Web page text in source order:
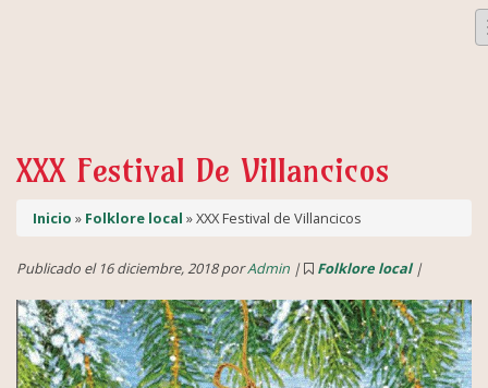
XXX Festival De Villancicos
Inicio » Folklore local » XXX Festival de Villancicos
Publicado el 16 diciembre, 2018 porAdmin | Folklore local |